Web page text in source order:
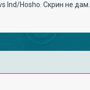
Ind/Hosho. Скрин не дам.